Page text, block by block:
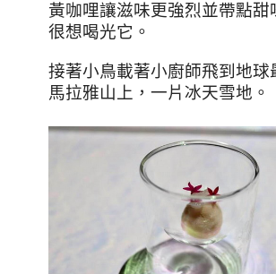
黃咖哩讓滋味更強烈並帶點甜
很想喝光它。
接著小鳥載著小廚師飛到地球
馬拉雅山上，一片冰天雪地。